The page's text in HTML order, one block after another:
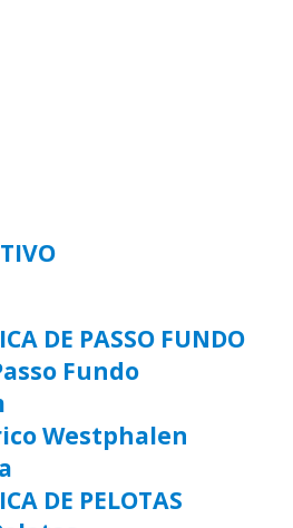
DE PASSO FUNDO
Fundo
Westphalen
DE PELOTAS